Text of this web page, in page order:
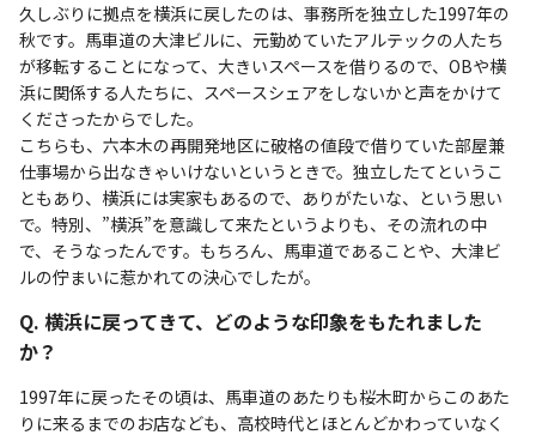
久しぶりに拠点を横浜に戻したのは、事務所を独立した1997年の
秋です。馬車道の大津ビルに、元勤めていたアルテックの人たち
が移転することになって、大きいスペースを借りるので、OBや横
浜に関係する人たちに、スペースシェアをしないかと声をかけて
くださったからでした。
こちらも、六本木の再開発地区に破格の値段で借りていた部屋兼
仕事場から出なきゃいけないというときで。独立したてというこ
ともあり、横浜には実家もあるので、ありがたいな、という思い
で。特別、”横浜”を意識して来たというよりも、その流れの中
で、そうなったんです。もちろん、馬車道であることや、大津ビ
ルの佇まいに惹かれての決心でしたが。
Q. 横浜に戻ってきて、どのような印象をもたれました
か？
1997年に戻ったその頃は、馬車道のあたりも桜木町からこのあた
りに来るまでのお店なども、高校時代とほとんどかわっていなく